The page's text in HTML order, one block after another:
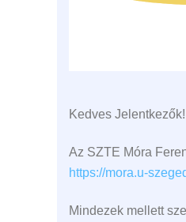
Kedves Jelentkezők!
Az SZTE Móra
https://mora.u-
Mindezek mellett